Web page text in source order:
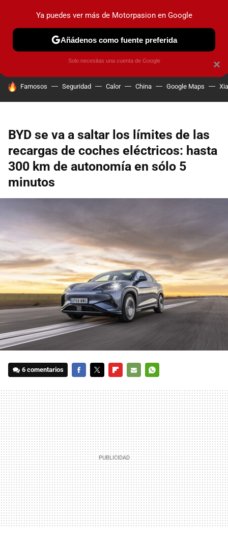
PRUEBAS COCHES ELÉCTRICOS OBSERVATORIO
HOY SE HABLA DE
Famosos Seguridad Calor China Google Maps
BYD se va a saltar los límites de las
recargas de coches eléctricos: hasta
300 km de autonomía en sólo 5
minutos
6 comentarios
MAIL
×
Ya puedes ver más de Motorpasion en Google
Añádenos como fuente preferida
Solo necesitas una cuenta de Google